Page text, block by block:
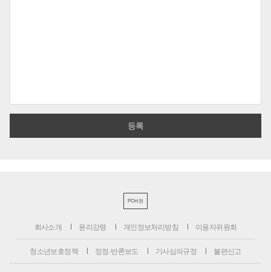
PC버전
회사소개 윤리강령 개인정보처리방침 이용자위원회
청소년보호정책 정정·반론보도 기사심의규정 불편신고